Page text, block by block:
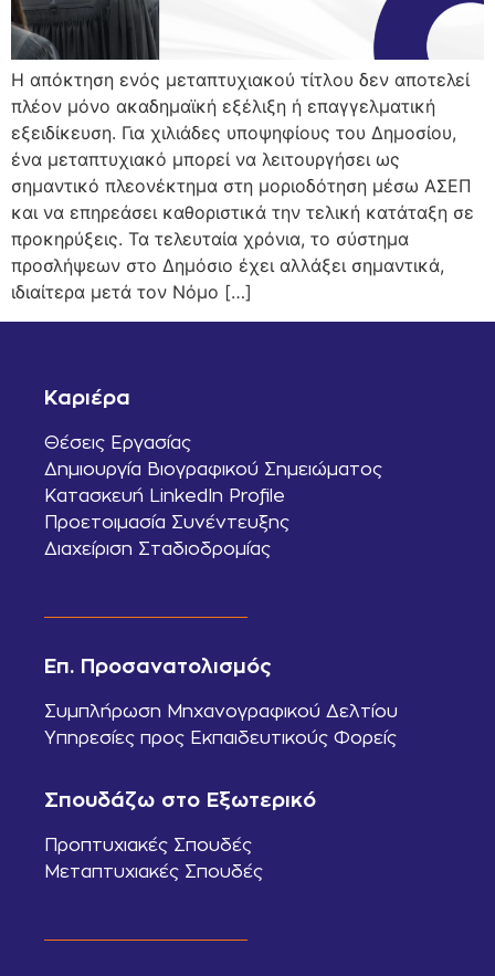
Η απόκτηση ενός μεταπτυχιακού τίτλου δεν αποτελεί
πλέον μόνο ακαδημαϊκή εξέλιξη ή επαγγελματική
εξειδίκευση. Για χιλιάδες υποψηφίους του Δημοσίου,
ένα μεταπτυχιακό μπορεί να λειτουργήσει ως
σημαντικό πλεονέκτημα στη μοριοδότηση μέσω ΑΣΕΠ
και να επηρεάσει καθοριστικά την τελική κατάταξη σε
προκηρύξεις. Τα τελευταία χρόνια, το σύστημα
προσλήψεων στο Δημόσιο έχει αλλάξει σημαντικά,
ιδιαίτερα μετά τον Νόμο […]
Καριέρα
Θέσεις Εργασίας
Δημιουργία Βιογραφικού Σημειώματος
Κατασκευή LinkedIn Profile
Προετοιμασία Συνέντευξης
Διαχείριση Σταδιοδρομίας
Επ. Προσανατολισμός
Συμπλήρωση Μηχανογραφικού Δελτίου
Υπηρεσίες προς Εκπαιδευτικούς Φορείς
Σπουδάζω στο Εξωτερικό
Προπτυχιακές Σπουδές
Μεταπτυχιακές Σπουδές